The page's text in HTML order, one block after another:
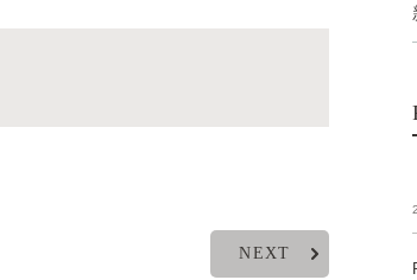
NEXT